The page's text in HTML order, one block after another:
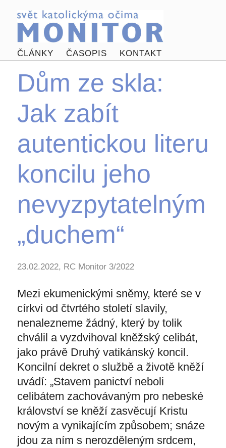
ČLÁNKY ČASOPIS KONTAKT
Dům ze skla:
Jak zabít
autentickou literu
koncilu jeho
nevyzpytatelným
„duchem“
23.02.2022, RC Monitor 3/2022
Mezi ekumenickými sněmy, které se v
církvi od čtvrtého století slavily,
nenalezneme žádný, který by tolik
chválil a vyzdvihoval kněžský celibát,
jako právě Druhý vatikánský koncil.
Koncilní dekret o službě a životě kněží
uvádí: „Stavem panictví neboli
celibátem zachovávaným pro nebeské
království se kněží zasvěcují Kristu
novým a vynikajícím způsobem; snáze
jdou za ním s nerozděleným srdcem,